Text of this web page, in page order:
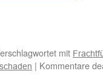
mit
| Kommentare